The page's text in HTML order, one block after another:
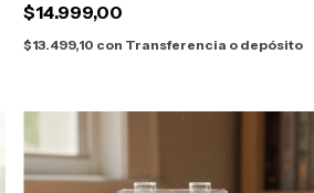
$14.999,00
$13.499,10 con Transferencia o depósito